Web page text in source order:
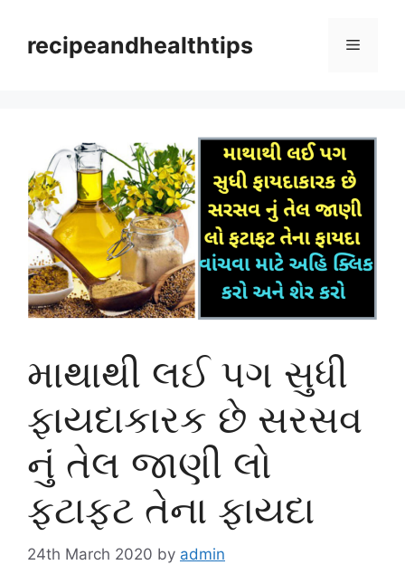
contentrecipeandhealthtips Menu
માથાથી લઈ પગ સુધી
ફાયદાકારક છે સરસવ
નું તેલ જાણી લો
ફટાફટ તેના ફાયદા
24th March 2020 by admin